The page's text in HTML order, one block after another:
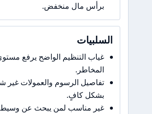
برأس مال منخفض.
السلبيات
غياب التنظيم الواضح يرفع
المخاطر.
تفاصيل الرسوم والعمولات غير
بشكل كافٍ.
غير مناسب لمن يبحث عن